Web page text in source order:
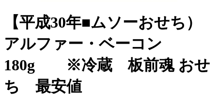
【平成30年■ムソーおせち）
アルファー・ベーコン
180g ※冷蔵 板前魂 おせ
ち 最安値